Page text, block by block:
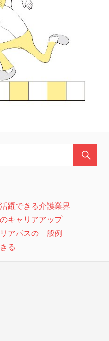
躍できる介護業界
キャリアアップ
アパスの一般例
る